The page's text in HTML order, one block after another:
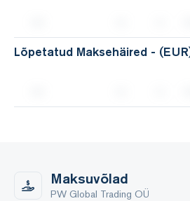
Lõpetatud Maksehäired -
Maksuvõlad
PW Global Trading OÜ